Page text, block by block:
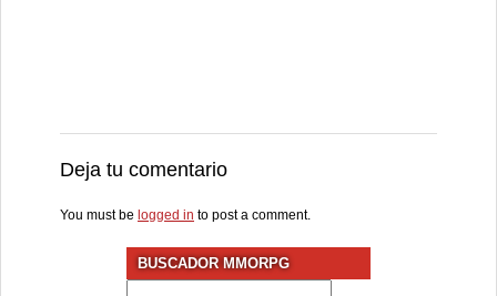
Deja tu comentario
You must be logged in to post a comment.
BUSCADOR MMORPG